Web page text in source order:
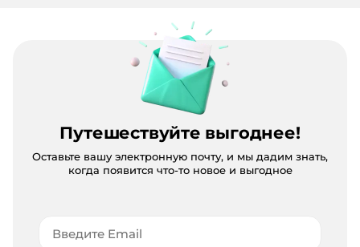
Путешествуйте выгоднее!
Оставьте вашу электронную почту, и мы дадим знать,
когда появится что-то новое и выгодное